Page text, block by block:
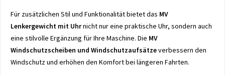
Für zusätzlichen Stil und Funktionalität bietet das MV
Lenkergewicht mit Uhrnicht nur eine praktische Uhr, sondern auch
eine stilvolle Ergänzung für Ihre Maschine. Die MV
Windschutzscheiben und Windschutzaufsätzeverbessern den
Windschutz und erhöhen den Komfort bei längeren Fahrten.